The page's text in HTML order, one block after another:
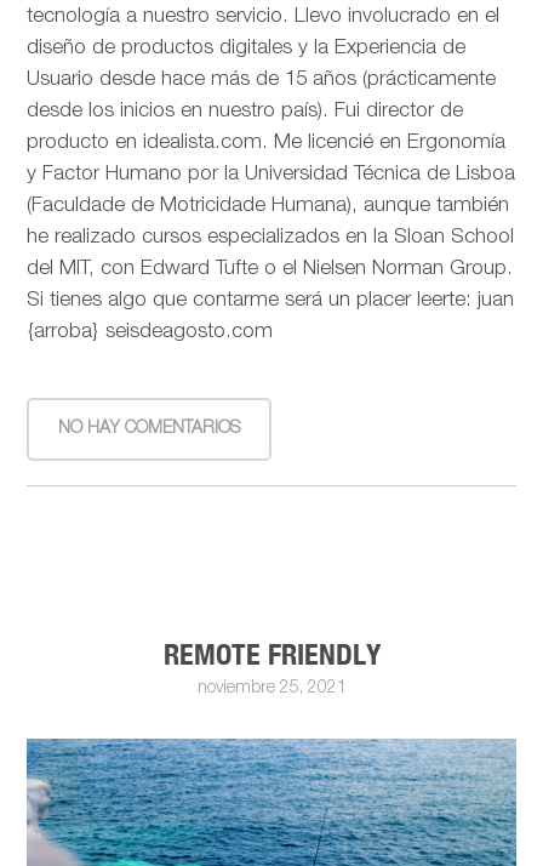
tecnología a nuestro servicio. Llevo involucrado en el
diseño de productos digitales y la Experiencia de
Usuario desde hace más de 15 años (prácticamente
desde los inicios en nuestro país). Fui director de
producto en idealista.com. Me licencié en Ergonomía
y Factor Humano por la Universidad Técnica de Lisboa
(Faculdade de Motricidade Humana), aunque también
he realizado cursos especializados en la Sloan School
del MIT, con Edward Tufte o el Nielsen Norman Group.
Si tienes algo que contarme será un placer leerte: juan
{arroba} seisdeagosto.com
NO HAY COMENTARIOS
REMOTE FRIENDLY
noviembre 25, 2021